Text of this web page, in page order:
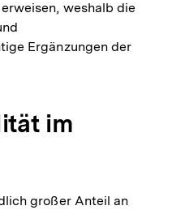
weshalb die
Ergänzungen der
im
großer Anteil an